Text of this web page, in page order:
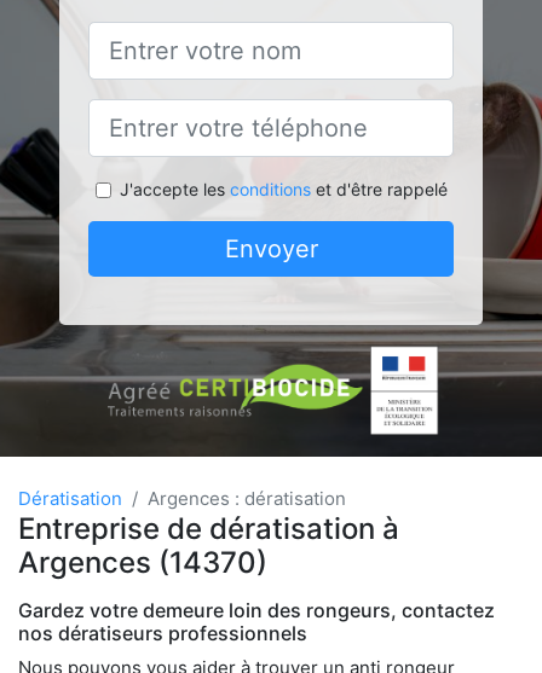
J'accepte les conditionset d'être rappelé
Envoyer
Dératisation Argences : dératisation
Entreprise de dératisation à
Argences (14370)
Gardez votre demeure loin des rongeurs, contactez
nos dératiseurs professionnels
Nous pouvons vous aider à trouver un anti rongeur